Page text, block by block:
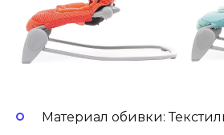
Материал обивки: